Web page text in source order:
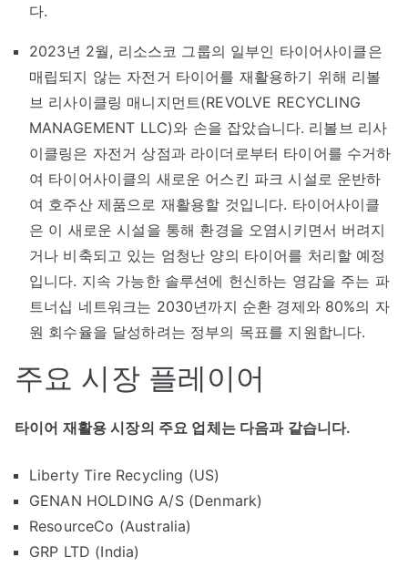
다.
2023년 2월, 리소스코 그룹의 일부인 타이어사이클은
매립되지 않는 자전거 타이어를 재활용하기 위해 리볼
브 리사이클링 매니지먼트(REVOLVE RECYCLING
MANAGEMENT LLC)와 손을 잡았습니다. 리볼브 리사
이클링은 자전거 상점과 라이더로부터 타이어를 수거하
여 타이어사이클의 새로운 어스킨 파크 시설로 운반하
여 호주산 제품으로 재활용할 것입니다. 타이어사이클
은 이 새로운 시설을 통해 환경을 오염시키면서 버려지
거나 비축되고 있는 엄청난 양의 타이어를 처리할 예정
입니다. 지속 가능한 솔루션에 헌신하는 영감을 주는 파
트너십 네트워크는 2030년까지 순환 경제와 80%의 자
원 회수율을 달성하려는 정부의 목표를 지원합니다.
주요 시장 플레이어
타이어 재활용 시장의 주요 업체는 다음과 같습니다.
Liberty Tire Recycling (US)
GENAN HOLDING A/S (Denmark)
ResourceCo (Australia)
GRP LTD (India)